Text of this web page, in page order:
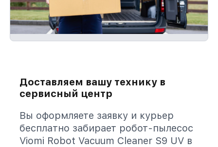
Доставляем вашу технику в
сервисный центр
Вы оформляете заявку и курьер
бесплатно забирает робот-пылесос
Viomi Robot Vacuum Cleaner S9 UV в